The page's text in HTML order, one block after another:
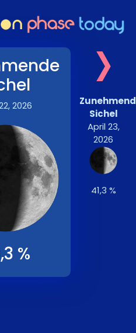
2026
%
›
Sichel
April 23,
2026
41,3 %